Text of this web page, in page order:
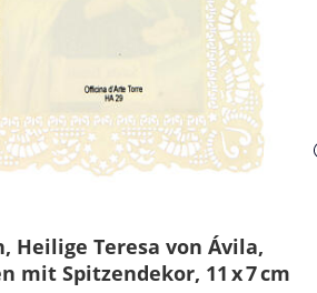
Heilige Teresa von Ávila,
mit Spitzendekor, 11 x 7 cm